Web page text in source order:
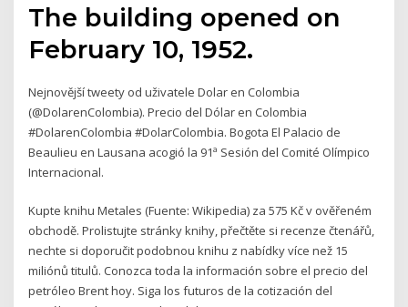
The building opened on
February 10, 1952.
Nejnovější tweety od uživatele Dolar en Colombia
(@DolarenColombia). Precio del Dólar en Colombia
#DolarenColombia #DolarColombia. Bogota El Palacio de
Beaulieu en Lausana acogió la 91ª Sesión del Comité Olímpico
Internacional.
Kupte knihu Metales (Fuente: Wikipedia) za 575 Kč v ověřeném
obchodě. Prolistujte stránky knihy, přečtěte si recenze čtenářů,
nechte si doporučit podobnou knihu z nabídky více než 15
miliónů titulů. Conozca toda la información sobre el precio del
petróleo Brent hoy. Siga los futuros de la cotización del